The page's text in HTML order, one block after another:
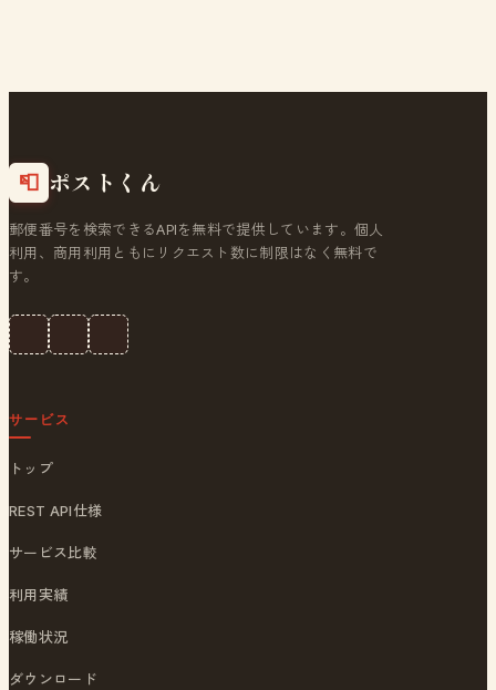
📮 ポストくん
郵便番号を検索できるAPIを無料で提供しています。個人
利用、商用利用ともにリクエスト数に制限はなく無料で
す。
サービス
トップ
REST API仕様
サービス比較
利用実績
稼働状況
ダウンロード